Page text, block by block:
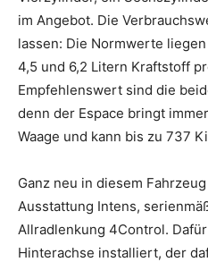
im Angebot. Die
lassen: Die Normwerte
4,5 und 6,2 Litern Kraftstoff
Empfehlenswert sind die
denn der Espace bringt
Waage und kann bis zu 737
Ganz neu in diesem
Ausstattung Intens,
Allradlenkung 4Control.
Hinterachse installiert, der